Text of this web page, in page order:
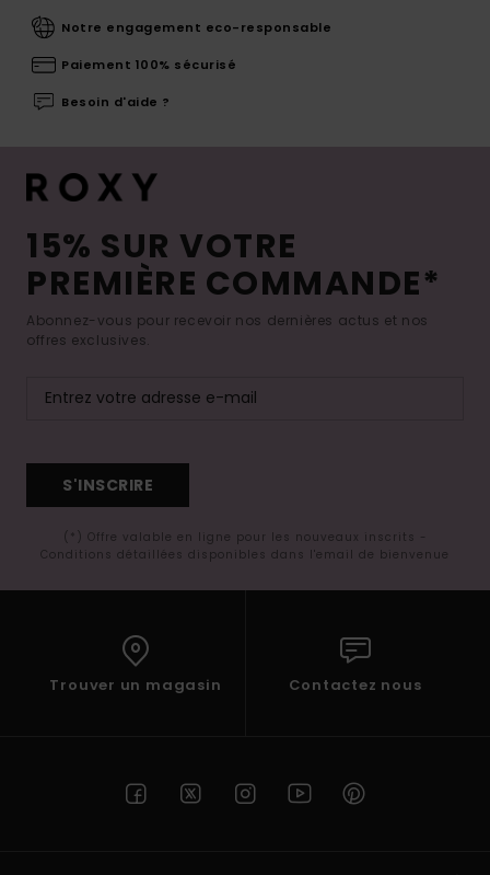
Notre engagement eco-responsable
Paiement 100% sécurisé
Besoin d'aide ?
15% SUR VOTRE
PREMIÈRE COMMANDE*
Abonnez-vous pour recevoir nos dernières actus et nos
offres exclusives.
S'INSCRIRE
(*) Offre valable en ligne pour les nouveaux inscrits -
Conditions détaillées disponibles dans l'email de bienvenue
Trouver un magasin Contactez nous